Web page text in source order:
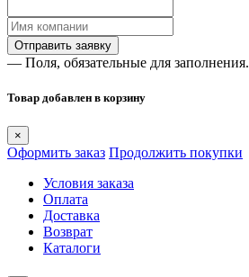
— Поля, обязательные для заполнения.
Товар добавлен в корзину
×
Оформить заказ Продолжить покупки
Условия заказа
Оплата
Доставка
Возврат
Каталоги